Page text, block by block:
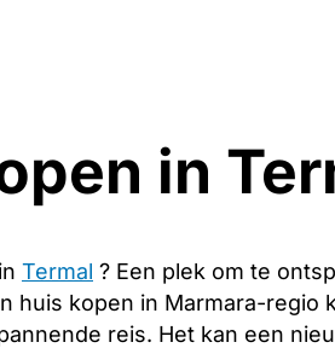
in
Termal ? Een plek om te
huis kopen in Marmara-
reis. Het kan een